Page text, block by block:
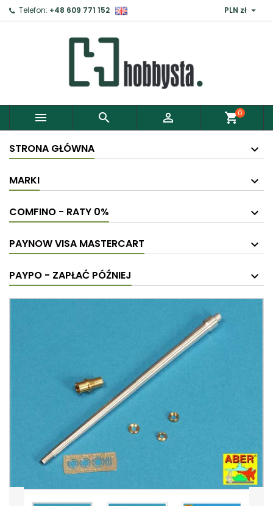
Telefon: +48 609 771 152 PLN zł 
   shopping_cart0
STRONA GŁÓWNA
MARKI
COMFINO - RATY 0%
PAYNOW VISA MASTERCART
PAYPO - ZAPŁAĆ PÓŹNIEJ